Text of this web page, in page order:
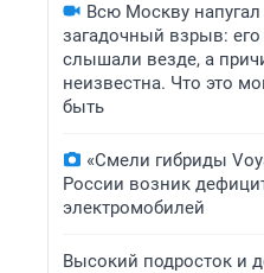
Всю Москву напугал
загадочный взрыв: его
слышали везде, а
неизвестна. Что это
быть
«Смели гибриды
России возник
электромобилей
Высокий подросток и